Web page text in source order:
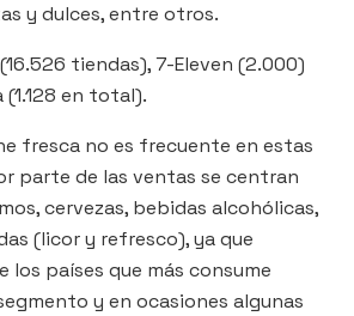
y dulces, entre otros.
tiendas), 7-Eleven (2.000)
(1.128 en total).
fresca no es frecuente en estas
parte de las ventas se centran
cervezas, bebidas alcohólicas,
(licor y refresco), ya que
los países que más consume
y en ocasiones algunas